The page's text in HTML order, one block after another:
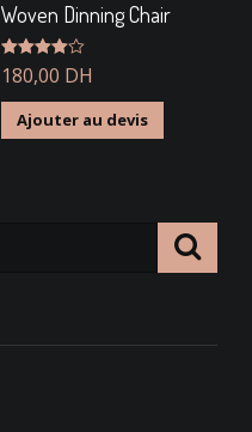
Woven Dinning Chair
Note 4.00
sur 5
180,00 DH
Ajouter au devis